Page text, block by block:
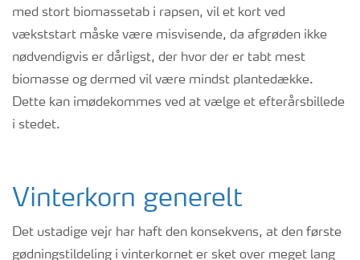
med stort biomassetab i rapsen, vil et kort ved
vækststart måske være misvisende, da afgrøden ikke
nødvendigvis er dårligst, der hvor der er tabt mest
biomasse og dermed vil være mindst plantedække.
Dette kan imødekommes ved at vælge et efterårsbillede
i stedet.
Vinterkorn generelt
Det ustadige vejr har haft den konsekvens, at den første
gødningstildeling i vinterkornet er sket over meget lang